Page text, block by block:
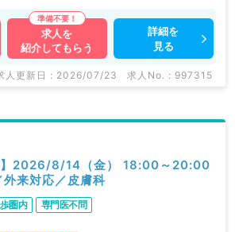
求人を
紹介してもらう
詳細を
見る
人更新日 : 2026/07/23 求人No. : 997315
】2026/8/14（金） 18:00～20:00
来対応／皮膚科
圏内 専門医不問